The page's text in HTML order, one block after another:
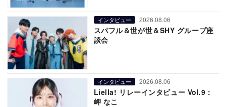
インタビュー 2026.08.06
スパフル＆世が世＆SHY グループ座
談会
インタビュー 2026.08.06
Liella! リレーインタビュー Vol.9：
岬 なこ